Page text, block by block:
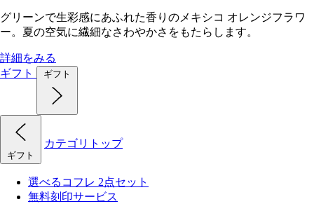
グリーンで生彩感にあふれた香りのメキシコ オレンジフラワ
ー。夏の空気に繊細なさわやかさをもたらします。
詳細をみる
ギフト
ギフト
ギフト
カテゴリトップ
選べるコフレ 2点セット
無料刻印サービス